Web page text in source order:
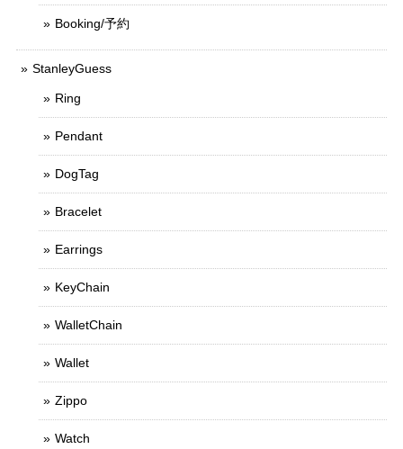
Booking/予約
StanleyGuess
Ring
Pendant
DogTag
Bracelet
Earrings
KeyChain
WalletChain
Wallet
Zippo
Watch